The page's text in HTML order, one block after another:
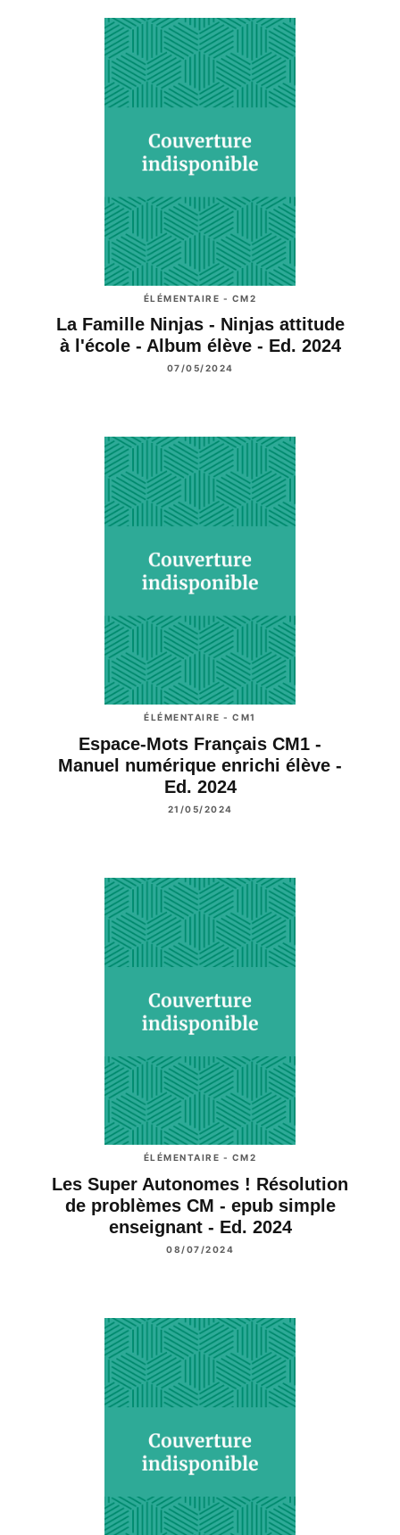
ÉLÉMENTAIRE - CM2
La Famille Ninjas - Ninjas attitude
à l'école - Album élève - Ed. 2024
07/05/2024
ÉLÉMENTAIRE - CM1
Espace-Mots Français CM1 -
Manuel numérique enrichi élève -
Ed. 2024
21/05/2024
ÉLÉMENTAIRE - CM2
Les Super Autonomes ! Résolution
de problèmes CM - epub simple
enseignant - Ed. 2024
08/07/2024